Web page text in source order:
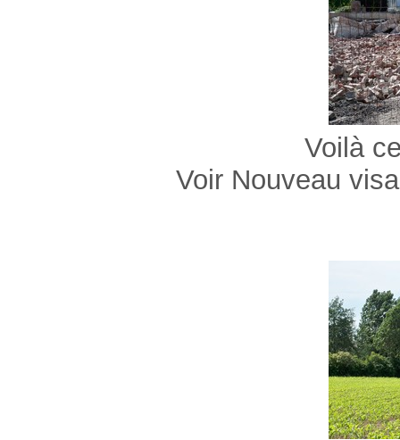
Voilà ce qui reste
Voir Nouveau visage du